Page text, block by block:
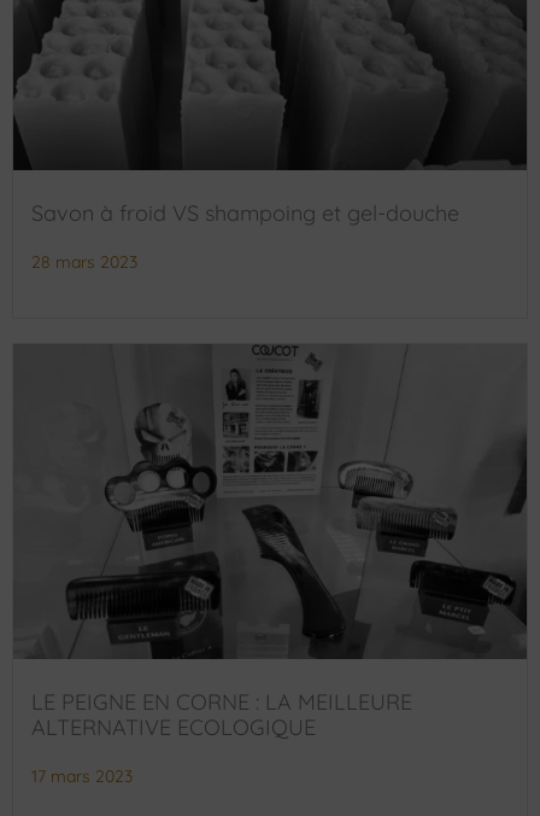
Savon à froid VS shampoing et gel-douche
28 mars 2023
LE PEIGNE EN CORNE : LA MEILLEURE
ALTERNATIVE ECOLOGIQUE
17 mars 2023